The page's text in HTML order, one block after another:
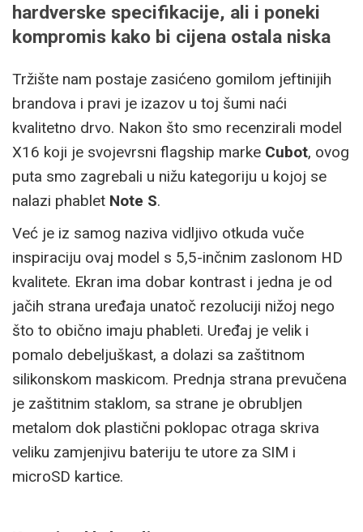
hardverske specifikacije, ali i poneki
kompromis kako bi cijena ostala niska
Tržište nam postaje zasićeno gomilom jeftinijih
brandova i pravi je izazov u toj šumi naći
kvalitetno drvo. Nakon što smo recenzirali model
X16 koji je svojevrsni flagship marke Cubot, ovog
puta smo zagrebali u nižu kategoriju u kojoj se
nalazi phablet Note S.
Već je iz samog naziva vidljivo otkuda vuče
inspiraciju ovaj model s 5,5-inčnim zaslonom HD
kvalitete. Ekran ima dobar kontrast i jedna je od
jačih strana uređaja unatoč rezoluciji nižoj nego
što to obično imaju phableti. Uređaj je velik i
pomalo debeljuškast, a dolazi sa zaštitnom
silikonskom maskicom. Prednja strana prevučena
je zaštitnim staklom, sa strane je obrubljen
metalom dok plastični poklopac otraga skriva
veliku zamjenjivu bateriju te utore za SIM i
microSD kartice.